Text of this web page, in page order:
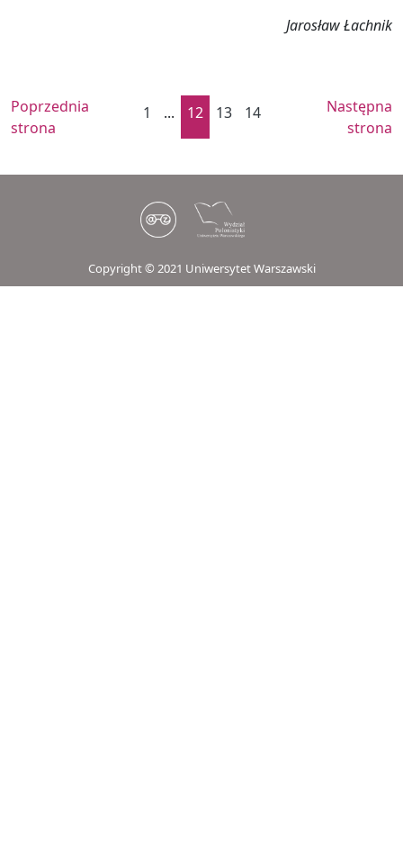
Jarosław Łachnik
Poprzednia
strona
1 ... 12 13 14
Następna
strona
Copyright © 2021 Uniwersytet Warszawski